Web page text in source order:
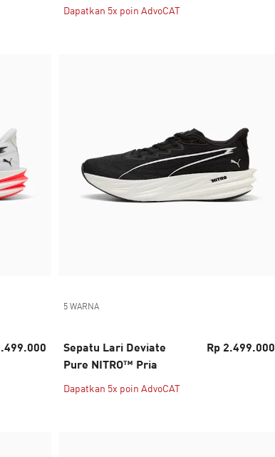
Dapatkan 5x poin AdvoCAT
5 WARNA
Sepatu Lari Deviate
Pure NITRO™ Pria
Rp 2.499.000
Dapatkan 5x poin AdvoCAT